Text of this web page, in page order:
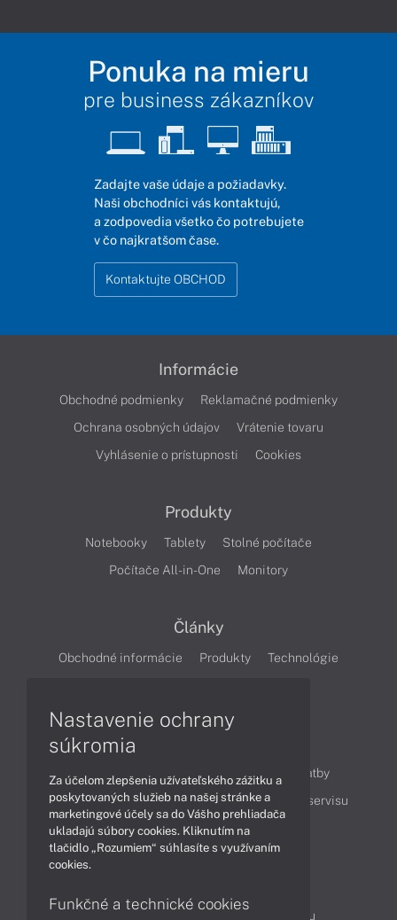
Ponuka na mieru
pre business zákazníkov
Zadajte vaše údaje a požiadavky.
Naši obchodníci vás kontaktujú,
a zodpovedia všetko čo potrebujete
v čo najkratšom čase.
Kontaktujte OBCHOD
Informácie
Obchodné podmienky
Reklamačné podmienky
Ochrana osobných údajov
Vrátenie tovaru
Vyhlásenie o prístupnosti
Cookies
Produkty
Notebooky Tablety
Stolné počítače
Počítače All-in-One
Monitory
Články
Obchodné informácie Produkty
Technológie
Ako nakupovať
Možnosti doručenia a platby
Podpora a servis
Servisné služby Cenník servisu
Kontakty
Reklamácia tovaru
Nastavenie ochrany
súkromia
Za účelom zlepšenia užívateľského zážitku a
poskytovaných služieb na našej stránke a
marketingové účely sa do Vášho prehliadača
ukladajú súbory cookies. Kliknutím na
tlačidlo „Rozumiem“ súhlasíte s využívaním
cookies.
Funkčné a technické cookies